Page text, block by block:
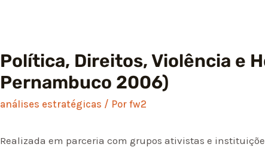
Política, Direitos, Violência e
Pernambuco 2006)
análises estratégicas / Porfw2
Realizada em parceria com grupos ativistas e